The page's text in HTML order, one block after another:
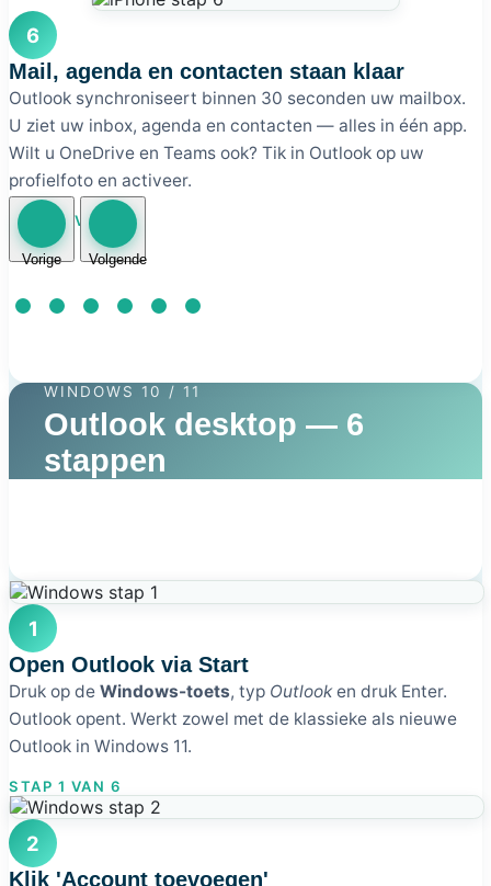
6
Mail, agenda en contacten staan klaar
Outlook synchroniseert binnen 30 seconden uw mailbox.
U ziet uw inbox, agenda en contacten — alles in één app.
Wilt u OneDrive en Teams ook? Tik in Outlook op uw
profielfoto en activeer.
STAP 6 VAN 6
Vorige Volgende
WINDOWS 10 / 11
Outlook desktop — 6
stappen
1
Open Outlook via Start
Druk op de Windows-toets, typ Outlooken druk Enter.
Outlook opent. Werkt zowel met de klassieke als nieuwe
Outlook in Windows 11.
STAP 1 VAN 6
2
Klik 'Account toevoegen'